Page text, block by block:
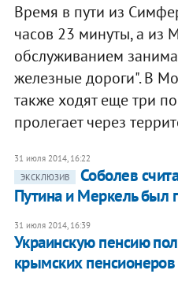
Время в пути из
часов 23 минуты, а из
обслуживанием
железные дороги". В
также ходят еще три
пролегает через
31 июля 2014, 16:22
ЭКСКЛЮЗИВ
Соболев
Путина и Меркель был
31 июля 2014, 16:39
Украинскую пенсию
крымских